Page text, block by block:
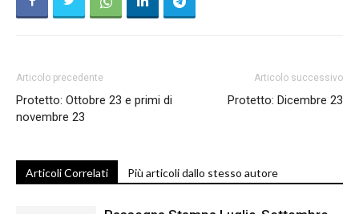
Articolo precedente
Protetto: Ottobre 23 e primi di
novembre 23
Articolo successivo
Protetto: Dicembre 23
Articoli Correlati Più articoli dallo stesso autore